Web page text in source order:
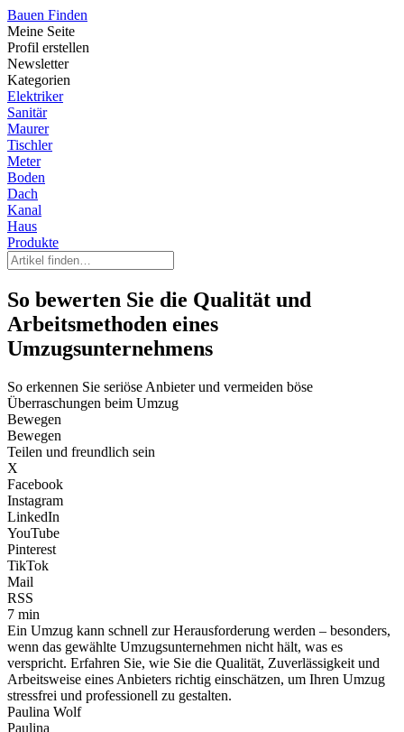
Bauen Finden
Meine Seite
Profil erstellen
Newsletter
Kategorien
Elektriker
Sanitär
Maurer
Tischler
Meter
Boden
Dach
Kanal
Haus
Produkte
So bewerten Sie die Qualität und
Arbeitsmethoden eines
Umzugsunternehmens
So erkennen Sie seriöse Anbieter und vermeiden böse
Überraschungen beim Umzug
Bewegen
Bewegen
Teilen und freundlich sein
X
Facebook
Instagram
LinkedIn
YouTube
Pinterest
TikTok
Mail
RSS
7 min
Ein Umzug kann schnell zur Herausforderung werden – besonders,
wenn das gewählte Umzugsunternehmen nicht hält, was es
verspricht. Erfahren Sie, wie Sie die Qualität, Zuverlässigkeit und
Arbeitsweise eines Anbieters richtig einschätzen, um Ihren Umzug
stressfrei und professionell zu gestalten.
Paulina Wolf
Paulina